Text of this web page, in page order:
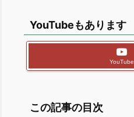
YouTubeもあります
YouTube
この記事の目次